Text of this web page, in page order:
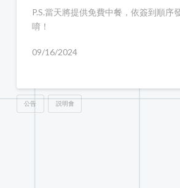
P.S.當天將提供免費中餐，依簽到順序
唷！
09/16/2024
公告 説明會